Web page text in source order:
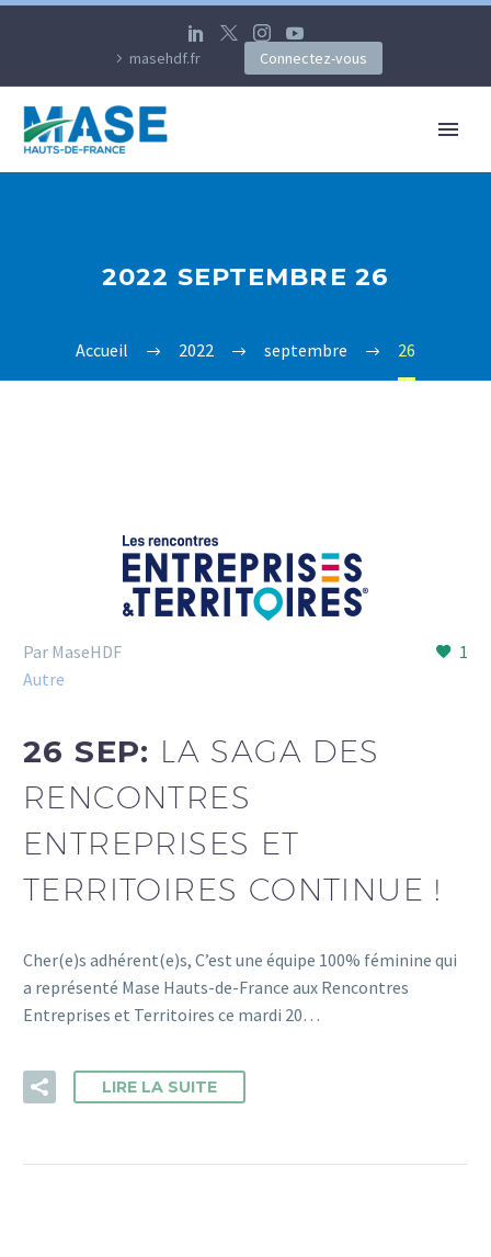
masehdf.fr Connectez-vous
2022 SEPTEMBRE 26
Accueil 2022 septembre 26
1
Par MaseHDF
Autre
26 SEP: LA SAGA DES
RENCONTRES
ENTREPRISES ET
TERRITOIRES CONTINUE !
Cher(e)s adhérent(e)s, C’est une équipe 100% féminine qui
a représenté Mase Hauts-de-France aux Rencontres
Entreprises et Territoires ce mardi 20…
LIRE LA SUITE